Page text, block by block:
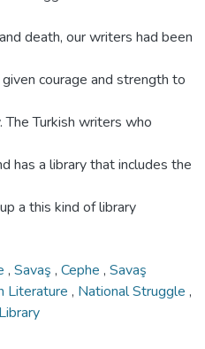
death, our writers had been
courage and strength to
Turkish writers who
has a library that includes the
a this kind of library
, Savaş , Cephe , Savaş
Literature , National Struggle ,
Library